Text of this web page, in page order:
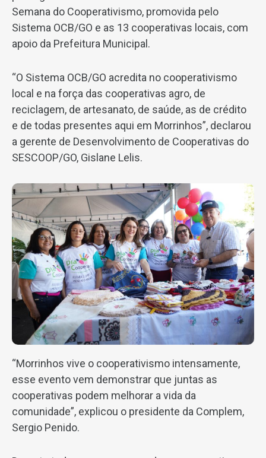
Semana do Cooperativismo, promovida pelo
Sistema OCB/GO e as 13 cooperativas locais, com
apoio da Prefeitura Municipal.
“O Sistema OCB/GO acredita no cooperativismo
local e na força das cooperativas agro, de
reciclagem, de artesanato, de saúde, as de crédito
e de todas presentes aqui em Morrinhos”, declarou
a gerente de Desenvolvimento de Cooperativas do
SESCOOP/GO, Gislane Lelis.
“Morrinhos vive o cooperativismo intensamente,
esse evento vem demonstrar que juntas as
cooperativas podem melhorar a vida da
comunidade”, explicou o presidente da Complem,
Sergio Penido.